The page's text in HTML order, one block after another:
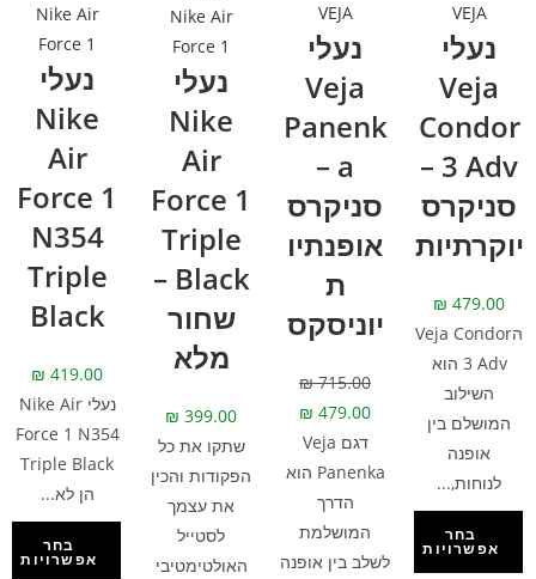
VEJA
נעלי
Veja
Condor
3 Adv –
סניקרס
יוקרתיות
₪ 479.00
הVeja Condor
3 Adv הוא
השילוב
המושלם בין
אופנה
לנוחות,...
בחר
אפשרויות
VEJA
נעלי
Veja
Panenk
a –
סניקרס
אופנתיו
ת
יוניסקס
₪715.00
₪ 479.00
דגם Veja
Panenka הוא
הדרך
המושלמת
לשלב בין אופנה
Nike Air
Force 1
נעלי
Nike
Air
Force 1
Triple
Black –
שחור
מלא
₪ 399.00
שתקו את כל
הפקודות והכין
את עצמך
לסטייל
האולטימטיבי
Nike Air
Force 1
נעלי
Nike
Air
Force 1
N354
Triple
Black
₪ 419.00
נעלי Nike Air
Force 1 N354
Triple Black
הן לא...
בחר
אפשרויות